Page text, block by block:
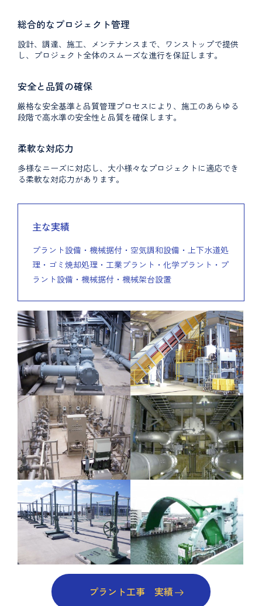
総合的なプロジェクト管理
設計、調達、施工、メンテナンスまで、ワンストップで提供
し、プロジェクト全体のスムーズな進行を保証します。
安全と品質の確保
厳格な安全基準と品質管理プロセスにより、施工のあらゆる
段階で高水準の安全性と品質を確保します。
柔軟な対応力
多様なニーズに対応し、大小様々なプロジェクトに適応でき
る柔軟な対応力があります。
主な実績
プラント設備・機械据付・空気調和設備・上下水道処
理・ゴミ焼却処理・工業プラント・化学プラント・プ
ラント設備・機械据付・機械架台設置
プラント工事 実績